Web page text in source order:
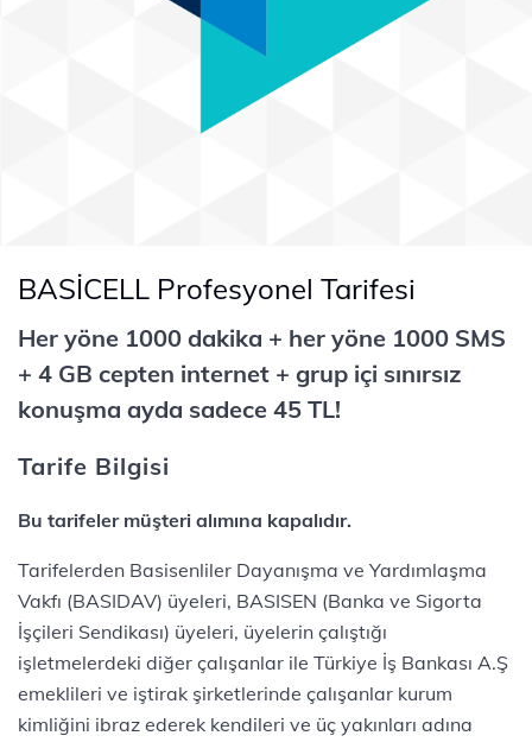
BASİCELL Profesyonel Tarifesi
Her yöne 1000 dakika + her yöne 1000 SMS
+ 4 GB cepten internet + grup içi sınırsız
konuşma ayda sadece 45 TL!
Tarife Bilgisi
Bu tarifeler müşteri alımına kapalıdır.
Tarifelerden Basisenliler Dayanışma ve Yardımlaşma
Vakfı (BASIDAV) üyeleri, BASISEN (Banka ve Sigorta
İşçileri Sendikası) üyeleri, üyelerin çalıştığı
işletmelerdeki diğer çalışanlar ile Türkiye İş Bankası A.Ş
emeklileri ve iştirak şirketlerinde çalışanlar kurum
kimliğini ibraz ederek kendileri ve üç yakınları adına